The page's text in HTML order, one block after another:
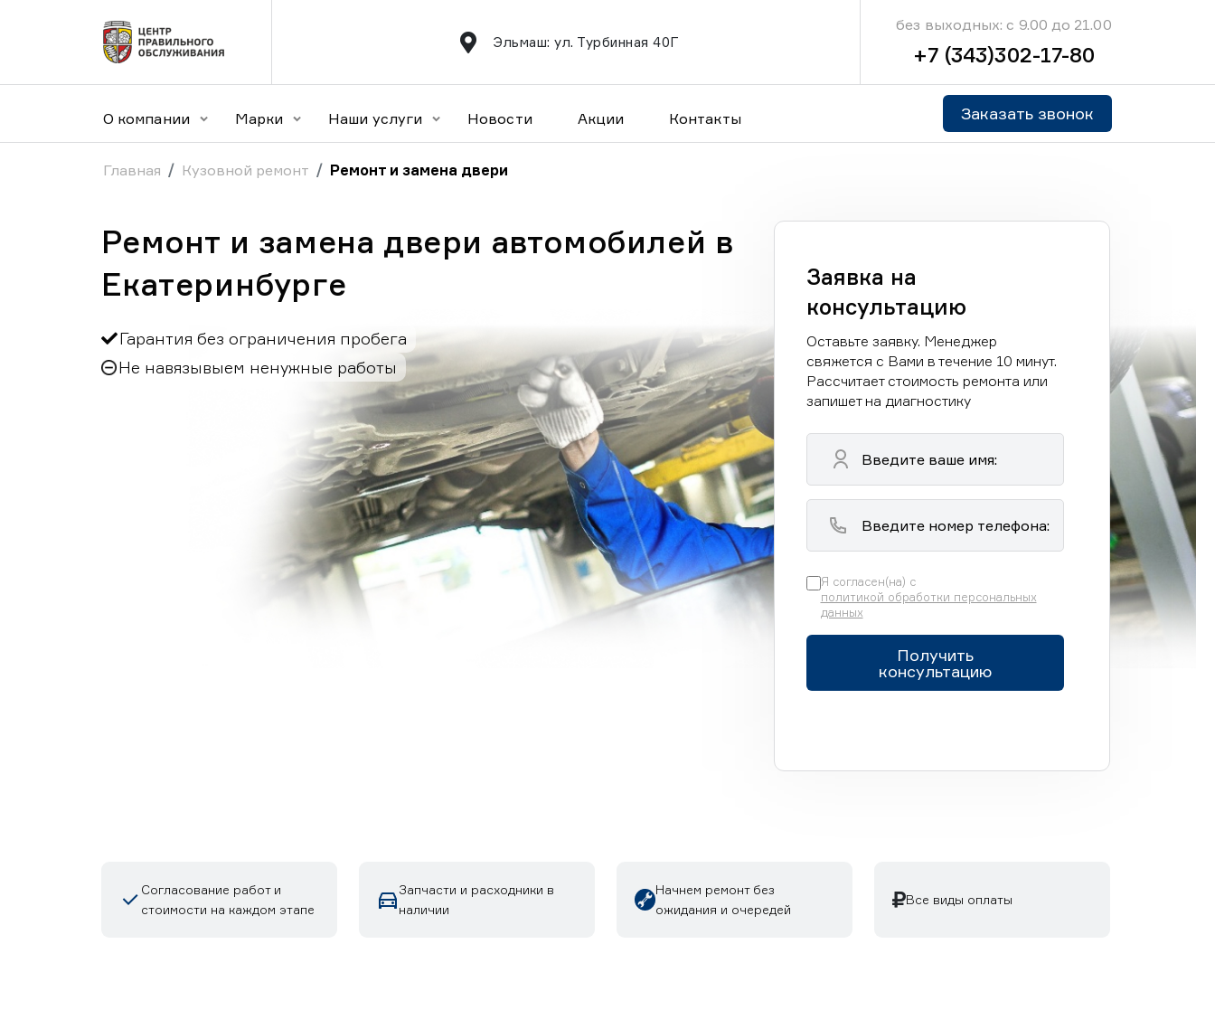
Эльмаш: ул. Турбинная 40Г
без выходных: с 9.00 до 21.00
+7 (343)302-17-80
О компании Марки Наши услуги Новости Акции Контакты Заказать звонок
Главная Кузовной ремонт Ремонт и замена двери
Ремонт и замена двери автомобилей в
Екатеринбурге
Гарантия без ограничения пробега
Не навязывыем ненужные работы
Заявка на
консультацию
Оставьте заявку. Менеджер
свяжется с Вами в течение 10 минут.
Рассчитает стоимость ремонта или
запишет на диагностику
Я согласен(на) с
политикой обработки персональных
данных
Получить
консультацию
Согласование работ и
стоимости на каждом этапе
Запчасти и расходники в
наличии
Начнем ремонт без
ожидания и очередей
Все виды оплаты